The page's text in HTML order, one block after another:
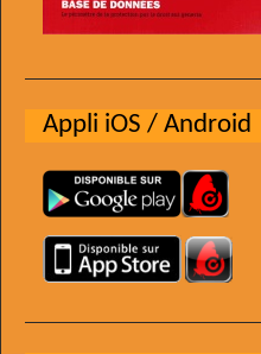
Appli iOS / Android